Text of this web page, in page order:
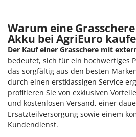
Warum eine
Akku bei AgriEuro
Der Kauf einer Grasschere mit
bedeutet, sich für ein hochwertiges
das sorgfältig aus den besten
durch einen erstklassigen Service
profitieren Sie von exklusiven
und kostenlosen Versand, einer
Ersatzteilversorgung sowie einem
Kundendienst.